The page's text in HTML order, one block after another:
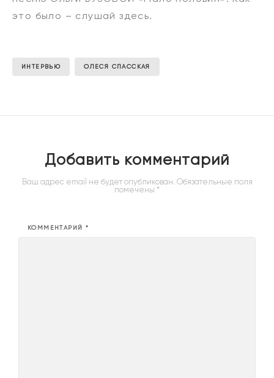
это было – слушай здесь.
ИНТЕРВЬЮ ОЛЕСЯ СПАССКАЯ
Добавить комментарий
Ваш адрес email не будет опубликован. Обязательные поля
помечены *
КОММЕНТАРИЙ *